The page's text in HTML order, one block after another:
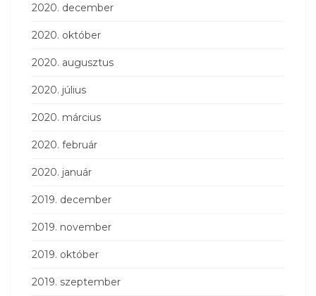
2020. december
2020. október
2020. augusztus
2020. július
2020. március
2020. február
2020. január
2019. december
2019. november
2019. október
2019. szeptember